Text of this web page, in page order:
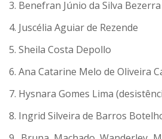
3. Benefran Júnio da Silva
4. Juscélia Aguiar de Rezende
5. Sheila Costa Depollo
6. Ana Catarine Melo de Oliveira
7. Hysnara Gomes Lima
8. Ingrid Silveira de Barros